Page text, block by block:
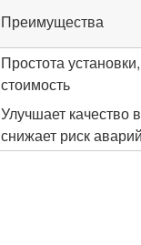
Преимущества
Простота
стоимость
Улучшает качество
снижает риск аварий